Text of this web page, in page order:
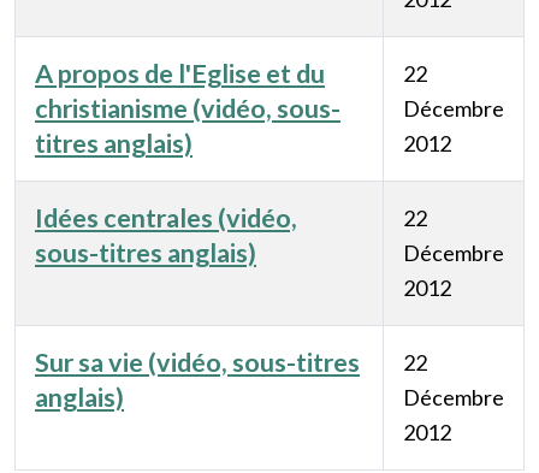
A propos de l'Eglise et du
christianisme (vidéo, sous-
titres anglais)
22
Décembre
2012
Idées centrales (vidéo,
sous-titres anglais)
22
Décembre
2012
Sur sa vie (vidéo, sous-titres
anglais)
22
Décembre
2012